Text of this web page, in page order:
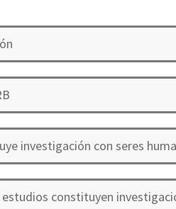
investigación con seres
constituyen